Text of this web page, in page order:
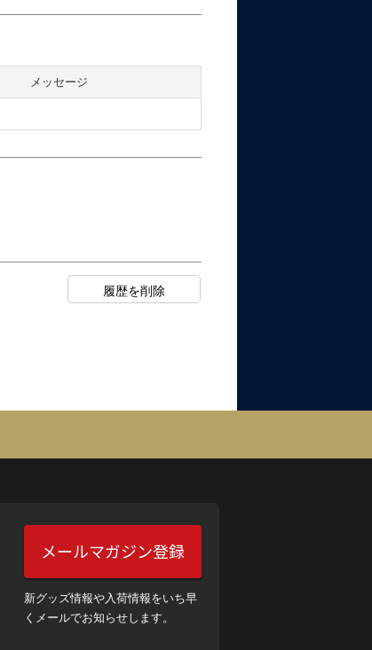
メッセージ
メールマガジン登録
新グッズ情報や入荷情報をいち早
くメールでお知らせします。